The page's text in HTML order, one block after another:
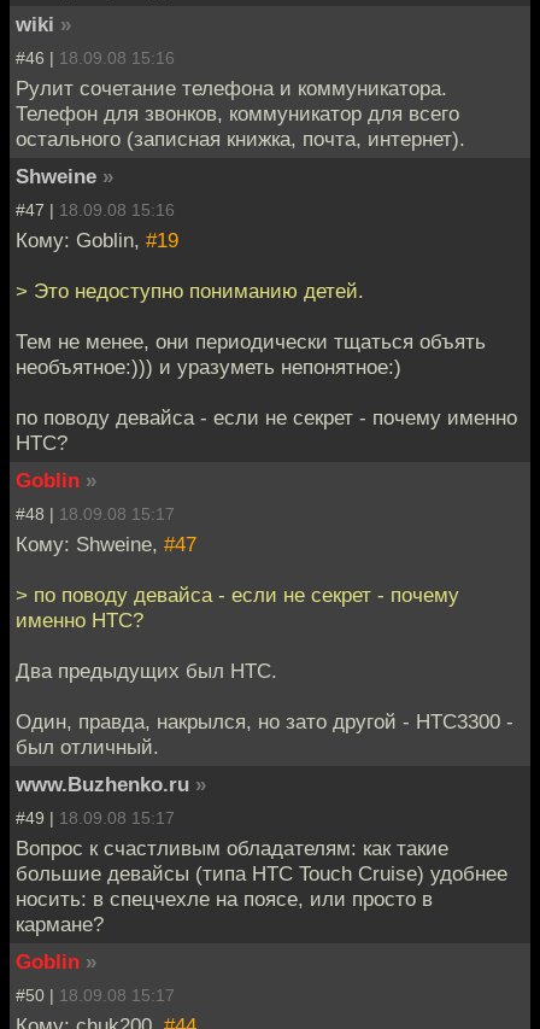
wiki »
#46 | 18.09.08 15:16
Рулит сочетание телефона и коммуникатора.
Телефон для звонков, коммуникатор для всего
остального (записная книжка, почта, интернет).
Shweine »
#47 | 18.09.08 15:16
Кому: Goblin, #19
> Это недоступно пониманию детей.
Тем не менее, они периодически тщаться объять
необъятное:))) и уразуметь непонятное:)
по поводу девайса - если не секрет - почему именно
НТС?
Goblin »
#48 | 18.09.08 15:17
Кому: Shweine, #47
> по поводу девайса - если не секрет - почему
именно НТС?
Два предыдущих был НТС.
Один, правда, накрылся, но зато другой - НТС3300 -
был отличный.
www.Buzhenko.ru »
#49 | 18.09.08 15:17
Вопрос к счастливым обладателям: как такие
большие девайсы (типа HTC Touch Cruise) удобнее
носить: в спецчехле на поясе, или просто в
кармане?
Goblin »
#50 | 18.09.08 15:17